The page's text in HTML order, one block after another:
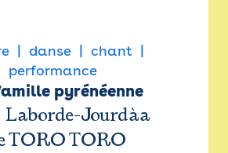
danse
chant
performance
pyrénéenne
Laborde-Jourdàa
TORO TORO